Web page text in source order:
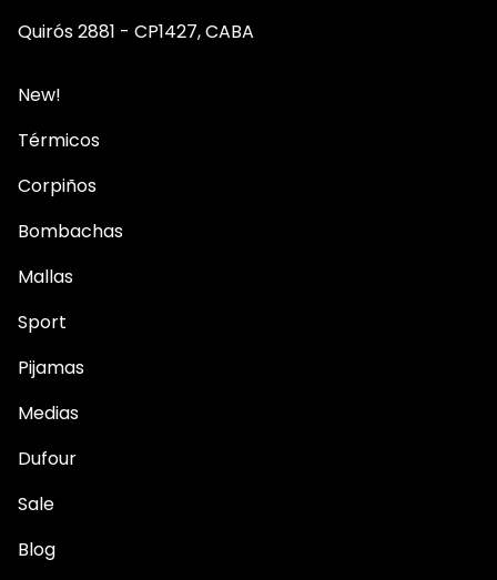
Quirós 2881 - CP1427, CABA
New!
Térmicos
Corpiños
Bombachas
Mallas
Sport
Pijamas
Medias
Dufour
Sale
Blog